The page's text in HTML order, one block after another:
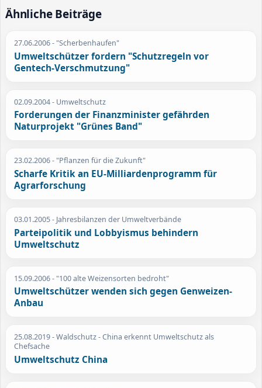
Ähnliche Beiträge
27.06.2006- "Scherbenhaufen"
Umweltschützer fordern "Schutzregeln vor
Gentech-Verschmutzung"
02.09.2004- Umweltschutz
Forderungen der Finanzminister gefährden
Naturprojekt "Grünes Band"
23.02.2006- "Pflanzen für die Zukunft"
Scharfe Kritik an EU-Milliardenprogramm für
Agrarforschung
03.01.2005- Jahresbilanzen der Umweltverbände
Parteipolitik und Lobbyismus behindern
Umweltschutz
15.09.2006- "100 alte Weizensorten bedroht"
Umweltschützer wenden sich gegen Genweizen-
Anbau
25.08.2019- Waldschutz - China erkennt Umweltschutz als
Chefsache
Umweltschutz China